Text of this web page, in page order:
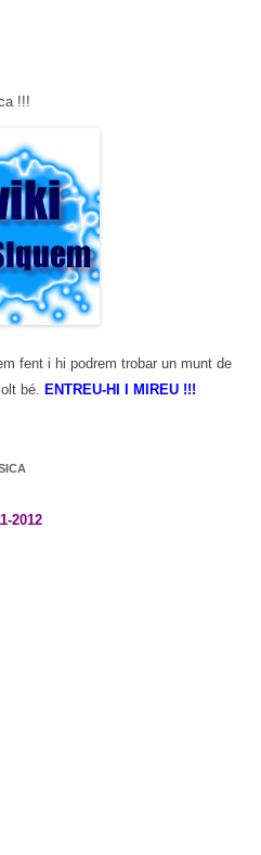
!!!
fent i hi podrem trobar un munt de
bé.
ENTREU-HI I MIREU !!!
2012